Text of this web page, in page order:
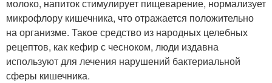
молоко, напиток стимулирует пищеварение, нормализует
микрофлору кишечника, что отражается положительно
на организме. Такое средство из народных целебных
рецептов, как кефир с чесноком, люди издавна
используют для лечения нарушений бактериальной
сферы кишечника.